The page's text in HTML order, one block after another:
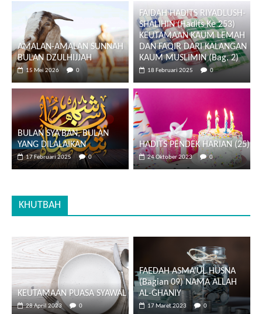
AMALAN-AMALAN SUNNAH
BULAN DZULHIJJAH
15 Mei 2026 0
FAIDAH HADITS RIYADLUSH-
SHALIHIN (Hadits Ke 253)
KEUTAMAAN KAUM LEMAH
DAN FAQIR DARI KALANGAN
KAUM MUSLIMIN (Bag. 2)
18 Februari 2025 0
BULAN SYA’BAN, BULAN
YANG DILALAIKAN
17 Februari 2025 0
HADITS PENDEK HARIAN (25)
24 Oktober 2023 0
KHUTBAH
KEUTAMAAN PUASA SYAWAL
28 April 2023 0
FAEDAH ASMA’UL HUSNA
(Bagian 09) NAMA ALLAH
AL-GHANIY
17 Maret 2023 0